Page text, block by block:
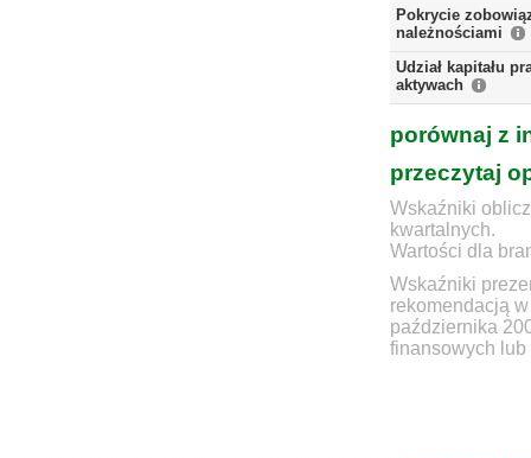
Pokrycie
należnościami
Udział kapitału
aktywach
porównaj z
przeczytaj
Wskaźniki
kwartalnych.
Wartości dla
Wskaźniki
rekomendacją
października
finansowych lub